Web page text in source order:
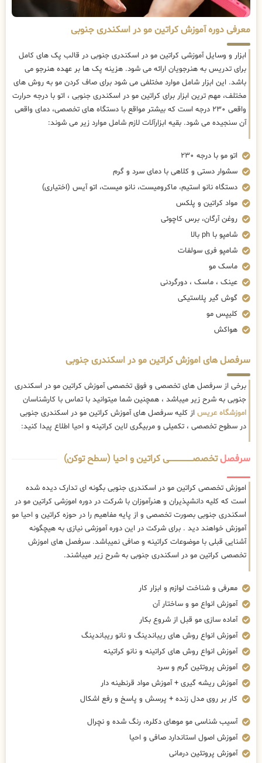
معرفی دوره آموزش کراتین مو در اسکندری جنوبی
ابزار و وسایل آموزشی کراتین مو در اسکندری جنوبی در قالب پک های کامل
برای تدریس به هنرجویان ارائه می شود. هزینه پک ها بر عهده هنرجو می
باشد. این ابزار شامل موارد مختلفی می شود برای صاف کردن مو به روش های
مختلف، مهم ترین ابزار برای کراتین مو در اسکندری جنوبی ، اتو با درجه حرارت
واقعی ۲۳۰ درجه است که بیشتر مواقع با دستگاه های تخصصی، دمای واقعی
آن سنجیده می شود. بقیه ابزارآلات لازم شامل موارد زیر می شوند:
اتو مو با درجه ۲۳۰
سشوار دستی و کلاهی با دمای سرد و گرم
دستگاه نانو استیم، ماکرومیست، نانو میست، اتو آیس (اختیاری)
مواد کراتین و پلکس
روغن آرگان، برس کاچوئی
شامپو با ph بالا
شامپو فری سولفات
ماسک مو
عینک ، ماسک ، دورگردنی
گوش گیر پلاستیکی
کلیپس مو
هواکش
سرفصل های اموزش کراتین مو در اسکندری جنوبی
برخی از سرفصل های تخصصی و فوق تخصصی آموزش کراتین مو در اسکندری
جنوبی به شرح زیر میباشد ، همچنین شما میتوانید با تماس با کارشناسان
اموزشگاه عریس از کلیه سرفصل های آموزش کراتین مو در اسکندری جنوبی
در سطوح تخصصی ، تکمیلی و مربیگری لاین کراتینه و احیا اطلاع پیدا کنید:
سرفصلتخصصــــــــــــــــــــی کراتین و احیا (سطح توکن)
اموزش تخصصی کراتین مو در اسکندری جنوبی بگونه ای تدارک دیده شده
است که کلیه دانشپذیران و هنرآموزان با شرکت در دوره اموزشی کراتین مو در
اسکندری جنوبی بصورت تخصصی و از پایه مفاهیم را در حوزه کراتین و احیا مو
آموزش خواهند دید . برای شرکت در این دوره آموزشی نیازی به هیچگونه
آشنایی قبلی با موضوعات کراتینه و صافی نمیباشد. سرفصل های اموزش
تخصصی کراتین مو در اسکندری جنوبی به شرح زیر میباشند.
معرفی و شناخت لوازم و ابزار کار
آموزش انواع مو و ساختار آن
آماده سازی مو قبل از شروع بکار
آموزش انواع روش های ریباندینگ و نانو ریباندینگ
آموزش انواع روش های کراتینه و نانو کراتینه
آموزش پروتئین گرم و سرد
آموزش ریشه گیری + آموزش مواد قرنطینه دار
کار بر روی مدل زنده + پرسش و پاسخ و رفع اشکال
آسیب شناسی مو موهای دکلره، رنگ شده و نچرال
آموزش اصول استاندارد صافی و احیا
آموزش پروتئین درمانی